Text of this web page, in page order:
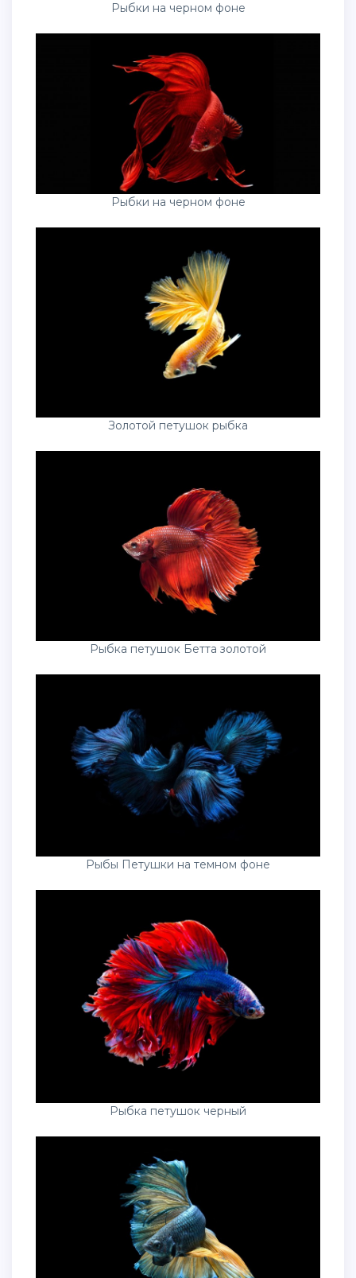
Рыбки на черном фоне
Рыбки на черном фоне
Золотой петушок рыбка
Рыбка петушок Бетта золотой
Рыбы Петушки на темном фоне
Рыбка петушок черный